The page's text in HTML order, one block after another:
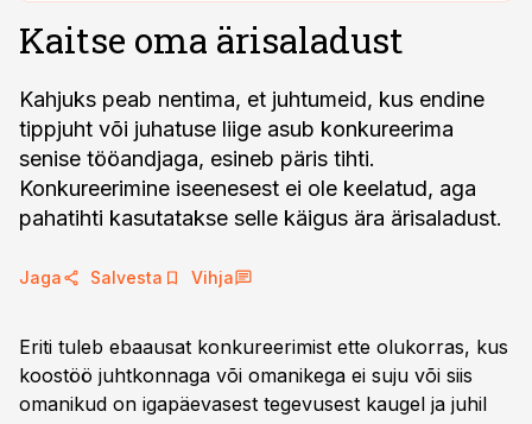
Kaitse oma ärisaladust
Kahjuks peab nentima, et juhtumeid, kus endine
tippjuht või juhatuse liige asub konkureerima
senise tööandjaga, esineb päris tihti.
Konkureerimine iseenesest ei ole keelatud, aga
pahatihti kasutatakse selle käigus ära ärisaladust.
Jaga Salvesta Vihja
Eriti tuleb ebaausat konkureerimist ette olukorras, kus
koostöö juhtkonnaga või omanikega ei suju või siis
omanikud on igapäevasest tegevusest kaugel ja juhil